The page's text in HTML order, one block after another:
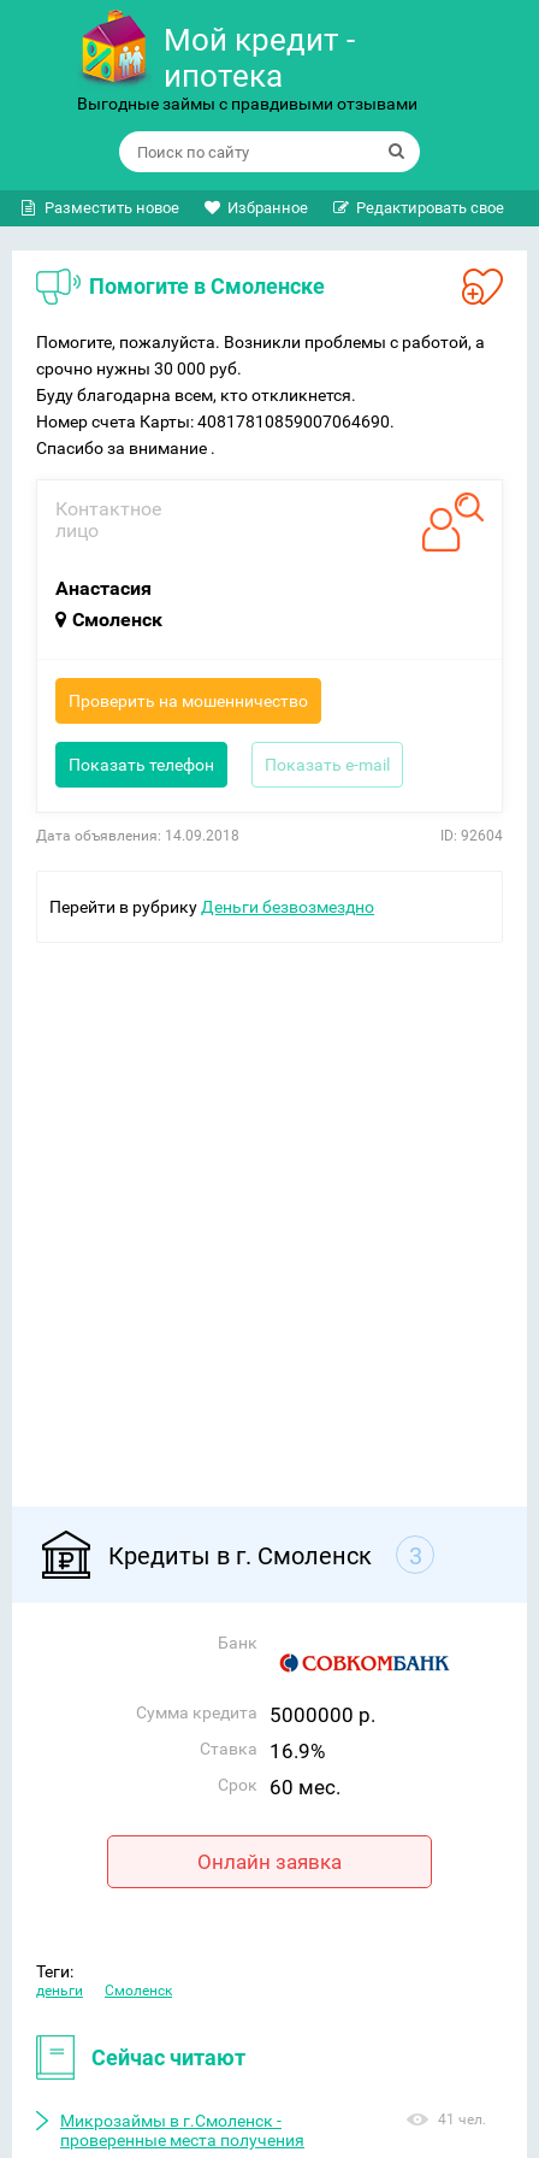
Мой кредит -
ипотека
Выгодные займы с правдивыми отзывами
Разместить новое Избранное Редактировать свое
Помогите в Смоленске
Помогите, пожалуйста. Возникли проблемы с работой, а
срочно нужны 30 000 руб.
Буду благодарна всем, кто откликнется.
Номер счета Карты: 40817810859007064690.
Спасибо за внимание .
Контактное
лицо
Анастасия
Смоленск
Проверить на мошенничество
Показать телефон Показать e-mail
Дата объявления: 14.09.2018 ID: 92604
Перейти в рубрику Деньги безвозмездно
Кредиты в г. Смоленск 3
Банк
Сумма кредита 5000000 р.
Ставка 16.9%
Срок 60 мес.
Онлайн заявка
Теги:
деньги Смоленск
Сейчас читают
Микрозаймы в г.Смоленск -
проверенные места получения
41 чел.